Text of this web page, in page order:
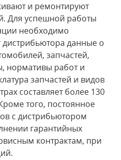
и ремонтируют
Для успешной работы
необходимо
дистрибьютора данные о
запчастей,
нормативы работ и
запчастей и видов
составляет более 130
того, постоянное
с дистрибьютором
гарантийных
контрактам, при